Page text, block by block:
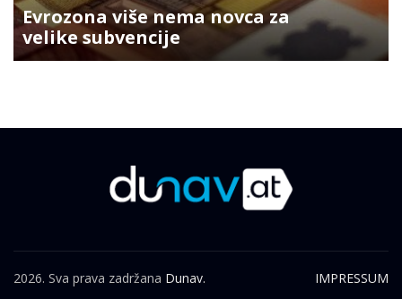
Evrozona više nema novca za
velike subvencije
2026. Sva prava zadržana Dunav. IMPRESSUM